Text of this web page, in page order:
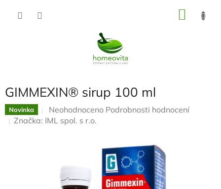
GIMMEXIN® sirup 100 ml
Novinka
Průměrné
hodnocení
hvězdiček.
Neohodnoceno Podrobnosti hodnocení
Značka: IML spol. s r.o.